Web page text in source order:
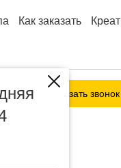
Как заказать
Заказать звонок